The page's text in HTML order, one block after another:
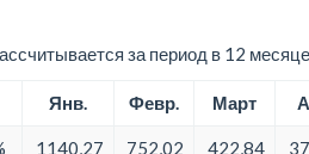
за период в 12
Янв. Февр. Март
1140,27 752,02 422,84